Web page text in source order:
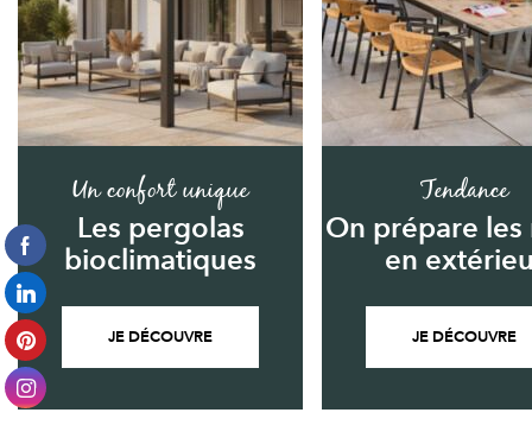
Un confort unique
Les pergolas
bioclimatiques
JE DÉCOUVRE
Tendance
On prépare les
en
JE DÉCOUVRE